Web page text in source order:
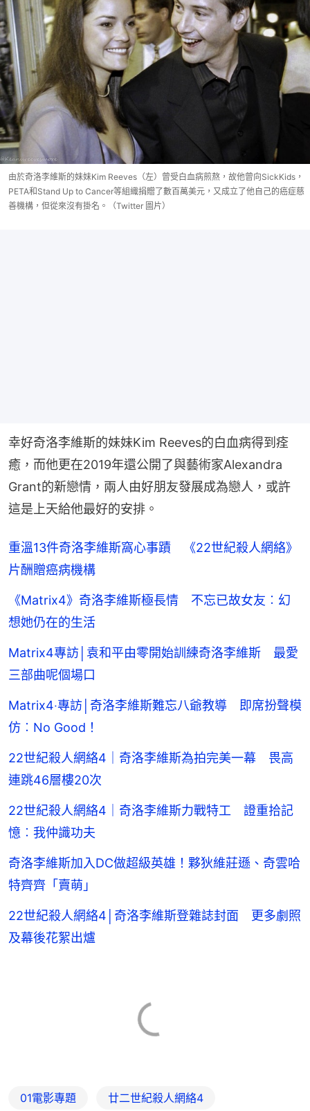
由於奇洛李維斯的妹妹Kim Reeves（左）曾受白血病煎熬，故他曾向SickKids，
PETA和Stand Up to Cancer等組織捐贈了數百萬美元，又成立了他自己的癌症慈
善機構，但從來沒有掛名。（Twitter 圖片）
幸好奇洛李維斯的妹妹Kim Reeves的白血病得到痊
癒，而他更在2019年還公開了與藝術家Alexandra
Grant的新戀情，兩人由好朋友發展成為戀人，或許
這是上天給他最好的安排。
重溫13件奇洛李維斯窩心事蹟 《22世紀殺人網絡》
片酬贈癌病機構
《Matrix4》奇洛李維斯極長情 不忘已故女友︰幻
想她仍在的生活
Matrix4專訪│袁和平由零開始訓練奇洛李維斯 最愛
三部曲呢個場口
Matrix4‧專訪│奇洛李維斯難忘八爺教導 即席扮聲模
仿︰No Good！
22世紀殺人網絡4｜奇洛李維斯為拍完美一幕 畏高
連跳46層樓20次
22世紀殺人網絡4｜奇洛李維斯力戰特工 證重拾記
憶︰我仲識功夫
奇洛李維斯加入DC做超級英雄！夥狄維莊遜、奇雲哈
特齊齊「賣萌」
22世紀殺人網絡4│奇洛李維斯登雜誌封面 更多劇照
及幕後花絮出爐
01電影專題 廿二世紀殺人網絡4